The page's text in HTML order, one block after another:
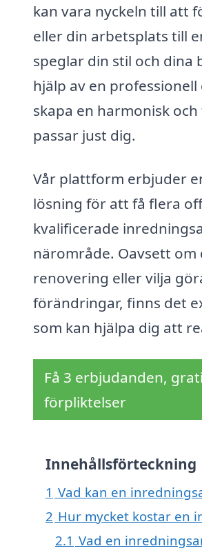
kan vara nyckeln till att
eller din arbetsplats till
speglar din stil och dina
hjälp av en
skapa en harmonisk
passar just dig.
Vår plattform erbjuder
lösning för att få flera
kvalificerade
närområde. Oavsett
renovering eller vilja
förändringar, finns det
som kan hjälpa dig att
Få 3 erbjudanden,
förpliktelser
Innehållsförteckning
1 Vad kan en
2 Hur mycket kostar en
2.1 Vad en